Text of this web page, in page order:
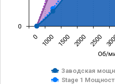
Об/
Заводская
Stage 1
0 1000 1500 2000 2500
0